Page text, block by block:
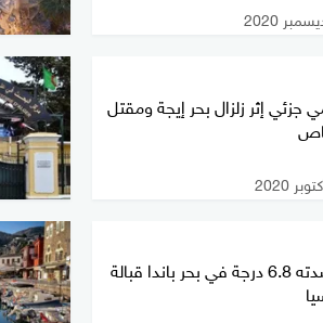
جزئي إثر زلزال بحر إيجة ومقتل
زلزال شدته 6.8 درجة في بحر باندا قبالة